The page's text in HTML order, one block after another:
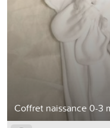
Coffret naissance 0-3